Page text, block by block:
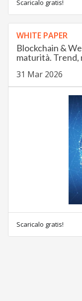
Scaricalo gratis!
WHITE PAPER
Blockchain &
maturità. Trend,
31 Mar 2026
Scaricalo gratis!